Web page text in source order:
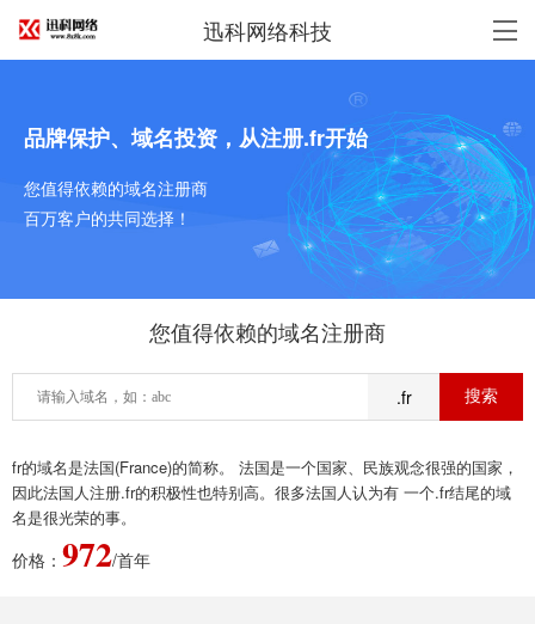
迅科网络科技
品牌保护、域名投资，从注册.fr开始
您值得依赖的域名注册商
百万客户的共同选择！
您值得依赖的域名注册商
.fr
fr的域名是法国(France)的简称。 法国是一个国家、民族观念很强的国家，
因此法国人注册.fr的积极性也特别高。很多法国人认为有 一个.fr结尾的域
名是很光荣的事。
价格： 972/首年